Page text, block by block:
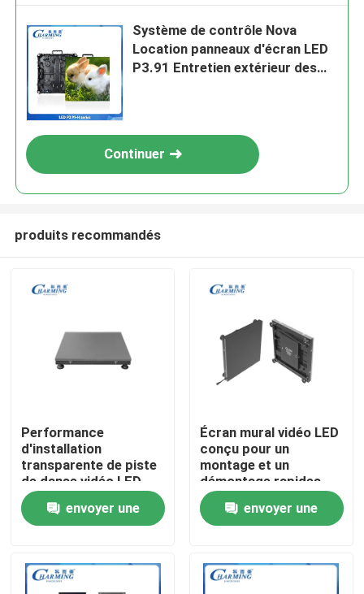
Aperçu
VR Show
Système de contrôle Nova
Location panneaux d'écran LED
P3.91 Entretien extérieur des
Continuer
produits recommandés
Performance
d'installation
transparente de piste
de danse vidéo LED
professionnelle et
image vive pour les
applications
envoyer une
Écran mural vidéo LED
conçu pour un
montage et un
démontage rapides
permettant un
déploiement flexible
lors des salons
envoyer une